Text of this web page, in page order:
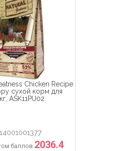
Chicken Recipe
сухой корм для
ASK11PU02
баллов 2036.4